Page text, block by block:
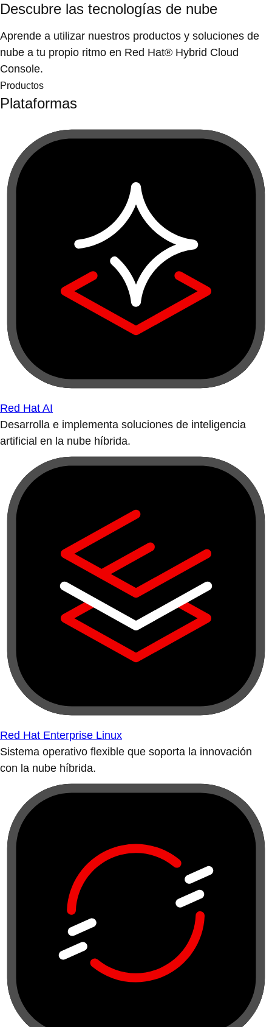
Descubre las tecnologías de nube
Aprende a utilizar nuestros productos y soluciones de
nube a tu propio ritmo en Red Hat® Hybrid Cloud
Console.
Productos
Plataformas
Red Hat AI
Desarrolla e implementa soluciones de inteligencia
artificial en la nube híbrida.
Red Hat Enterprise Linux
Sistema operativo flexible que soporta la innovación
con la nube híbrida.